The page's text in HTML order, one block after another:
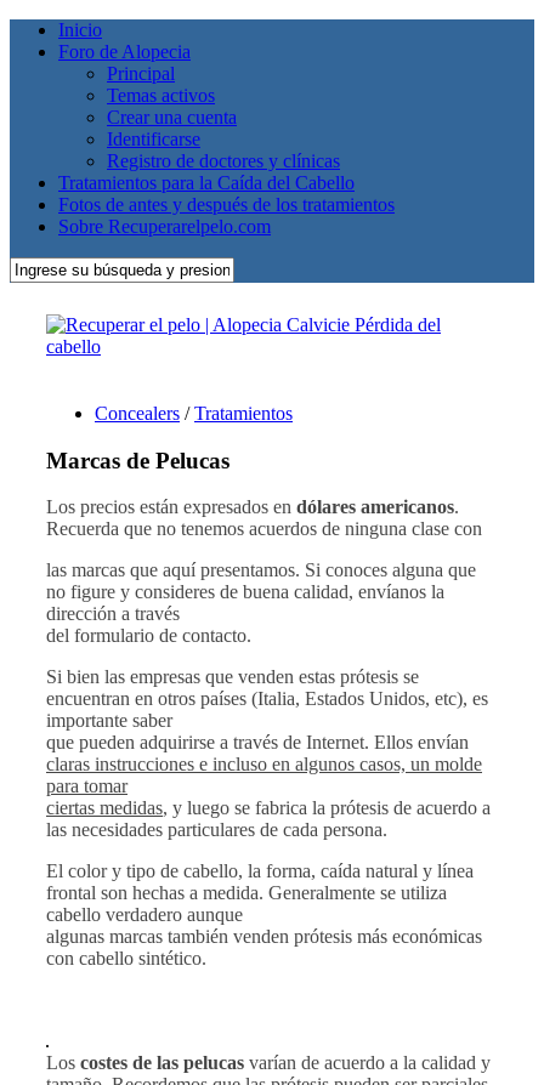
Inicio
Foro de Alopecia
Principal
Temas activos
Crear una cuenta
Identificarse
Registro de doctores y clínicas
Tratamientos para la Caída del Cabello
Fotos de antes y después de los tratamientos
Sobre Recuperarelpelo.com
Concealers / Tratamientos
Marcas de Pelucas
Los precios están expresados en dólares americanos.
Recuerda que no tenemos acuerdos de ninguna clase con
las marcas que aquí presentamos. Si conoces alguna que
no figure y consideres de buena calidad, envíanos la
dirección a través
del formulario de contacto.
Si bien las empresas que venden estas prótesis se
encuentran en otros países (Italia, Estados Unidos, etc), es
importante saber
que pueden adquirirse a través de Internet. Ellos envían
claras instrucciones e incluso en algunos casos, un molde
para tomar
ciertas medidas, y luego se fabrica la prótesis de acuerdo a
las necesidades particulares de cada persona.
El color y tipo de cabello, la forma, caída natural y línea
frontal son hechas a medida. Generalmente se utiliza
cabello verdadero aunque
algunas marcas también venden prótesis más económicas
con cabello sintético.
Los costes de las pelucas varían de acuerdo a la calidad y